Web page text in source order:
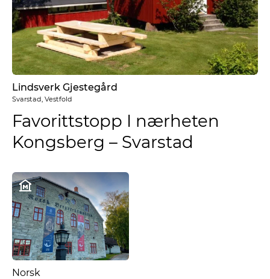
Lindsverk Gjestegård
Svarstad, Vestfold
Favorittstopp I nærheten
Kongsberg – Svarstad
Norsk